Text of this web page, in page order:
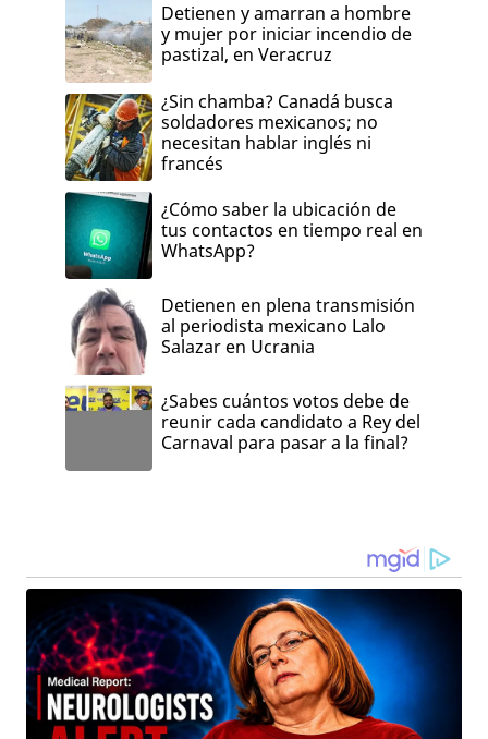
Detienen y amarran a hombre
y mujer por iniciar incendio de
pastizal, en Veracruz
¿Sin chamba? Canadá busca
soldadores mexicanos; no
necesitan hablar inglés ni
francés
¿Cómo saber la ubicación de
tus contactos en tiempo real en
WhatsApp?
Detienen en plena transmisión
al periodista mexicano Lalo
Salazar en Ucrania
¿Sabes cuántos votos debe de
reunir cada candidato a Rey del
Carnaval para pasar a la final?